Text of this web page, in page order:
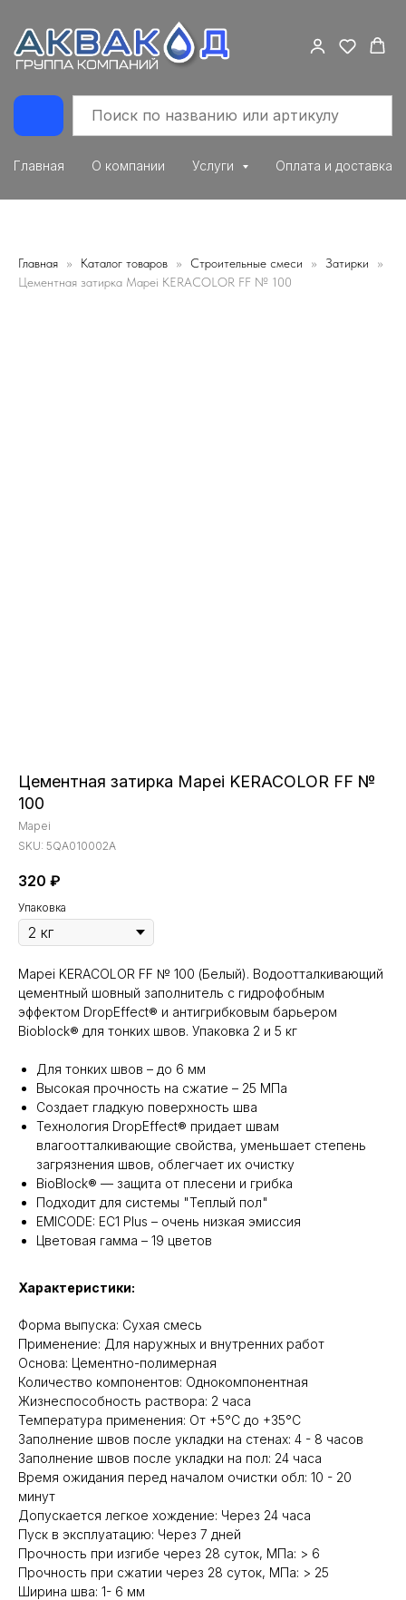
Главная О компании Услуги Оплата и доставка
Главная Каталог товаров Строительные смеси
Затирки
Цементная затирка Mapei KERACOLOR FF № 100
Цементная затирка Mapei KERACOLOR FF №
100
Mapei
SKU: 5QA010002A
320 ₽
Упаковка
Mapei KERACOLOR FF № 100 (Белый). Водоотталкивающий
цементный шовный заполнитель с гидрофобным
эффектом DropEffect® и антигрибковым барьером
Bioblock® для тонких швов. Упаковка 2 и 5 кг
Для тонких швов – до 6 мм
Высокая прочность на сжатие – 25 МПа
Создает гладкую поверхность шва
Технология DropEffect® придает швам
влагоотталкивающие свойства, уменьшает степень
загрязнения швов, облегчает их очистку
BioBlock® — защита от плесени и грибка
Подходит для системы "Теплый пол"
EMICODE: EC1 Plus – очень низкая эмиссия
Цветовая гамма – 19 цветов
Характеристики:
Форма выпуска: Сухая смесь
Применение: Для наружных и внутренних работ
Основа: Цементно-полимерная
Количество компонентов: Однокомпонентная
Жизнеспособность раствора: 2 часа
Температура применения: От +5°C до +35°C
Заполнение швов после укладки на стенах: 4 - 8 часов
Заполнение швов после укладки на пол: 24 часа
Время ожидания перед началом очистки обл: 10 - 20
минут
Допускается легкое хождение: Через 24 часа
Пуск в эксплуатацию: Через 7 дней
Прочность при изгибе через 28 суток, МПа: > 6
Прочность при сжатии через 28 суток, МПа: > 25
Ширина шва: 1- 6 мм